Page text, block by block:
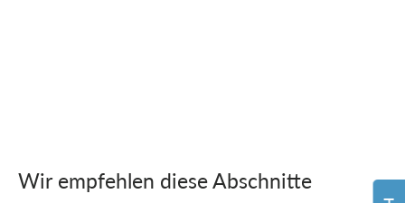
Wir empfehlen diese Abschnitte